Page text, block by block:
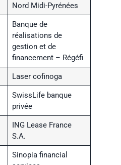
Nord Midi-Pyrénées
Banque de
réalisations de
gestion et de
financement – Régéfi
Laser cofinoga
SwissLife banque
privée
ING Lease France
S.A.
Sinopia financial